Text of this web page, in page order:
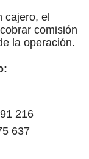
cajero, el
comisión
la operación.
216
637